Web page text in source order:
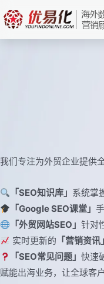
至
内
我们专注为外贸企业提供
「SEO知识库」 系统掌
「Google SEO课堂」
「外贸网站SEO」针对
实时更新的 「营销资讯
「SEO常见问题」快速
赋能出海业务，让全球客